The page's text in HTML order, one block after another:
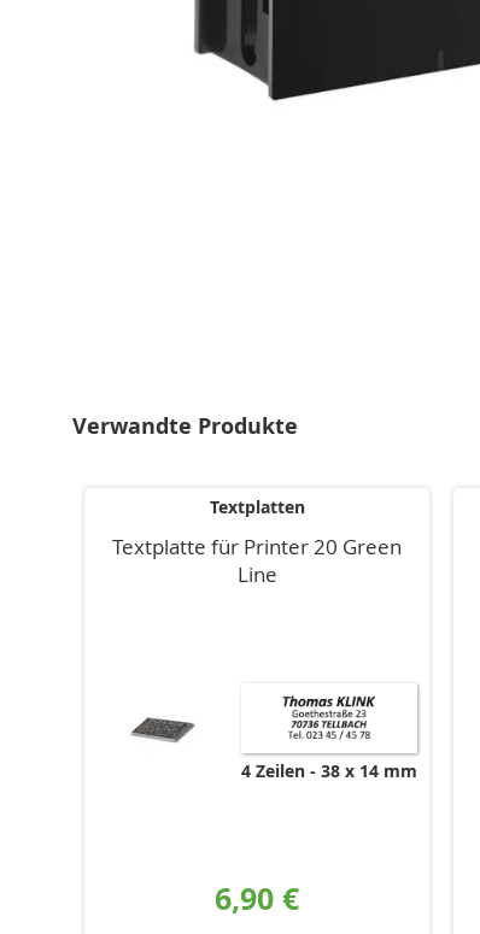
Verwandte Produkte
Textplatten
Textplatte für Printer 20 Green
Line
4 Zeilen 38 x 14 mm
6,90 €